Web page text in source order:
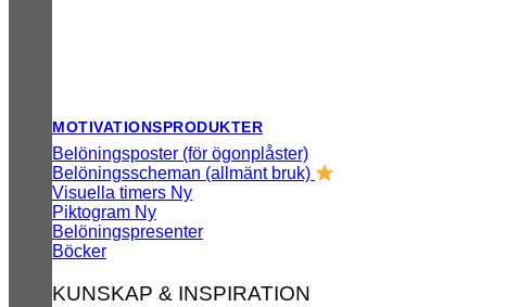
MOTIVATIONSPRODUKTER
Belöningsposter (för ögonplåster)
Belöningsscheman (allmänt bruk)
Visuella timers
Piktogram
Belöningspresenter
Böcker
KUNSKAP & INSPIRATION